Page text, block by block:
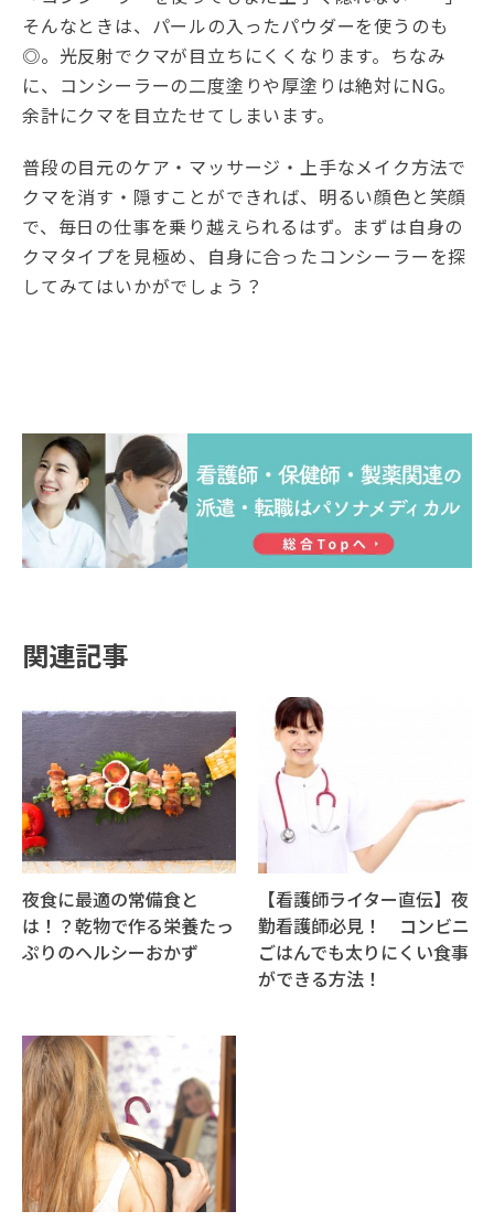
そんなときは、パールの入ったパウダーを使うのも
◎。光反射でクマが目立ちにくくなります。ちなみ
に、コンシーラーの二度塗りや厚塗りは絶対にNG。
余計にクマを目立たせてしまいます。
普段の目元のケア・マッサージ・上手なメイク方法で
クマを消す・隠すことができれば、明るい顔色と笑顔
で、毎日の仕事を乗り越えられるはず。まずは自身の
クマタイプを見極め、自身に合ったコンシーラーを探
してみてはいかがでしょう？
関連記事
夜食に最適の常備食と
は！？乾物で作る栄養たっ
ぷりのヘルシーおかず
【看護師ライター直伝】夜
勤看護師必見！ コンビニ
ごはんでも太りにくい食事
ができる方法！